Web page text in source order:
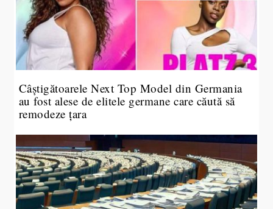
Câștigătoarele Next Top Model din Germania
au fost alese de elitele germane care căută să
remodeze țara